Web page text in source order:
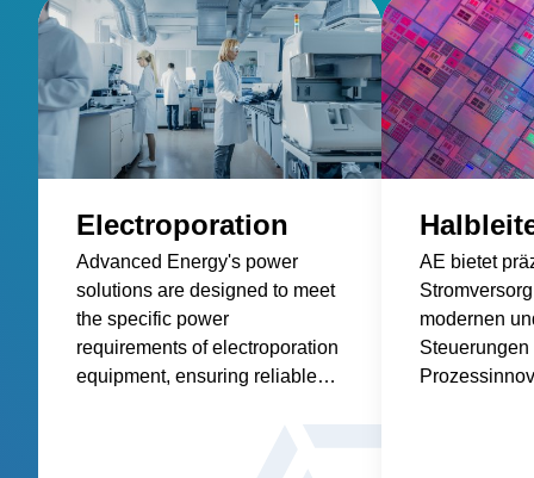
Electroporation
Advanced Energy's power
solutions are designed to meet
the specific power
requirements of electroporation
equipment, ensuring reliable
AE bietet
modernen
Steuerungen